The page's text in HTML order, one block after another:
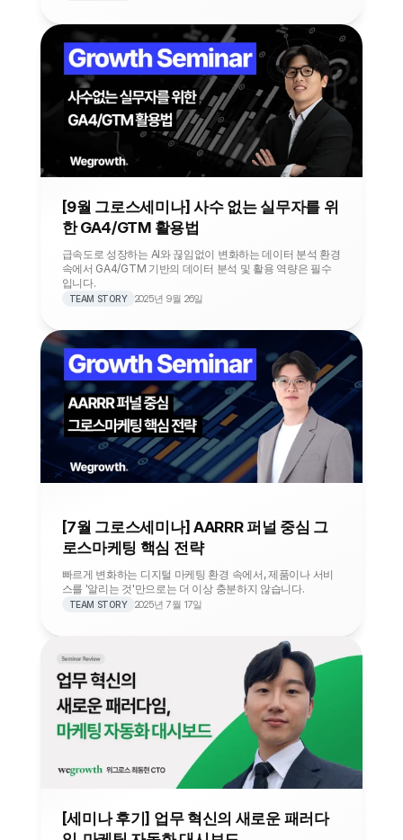
[9월 그로스세미나] 사수 없는 실무자를 위
한 GA4/GTM 활용법
급속도로 성장하는 AI와 끊임없이 변화하는 데이터 분석 환경
속에서 GA4/GTM 기반의 데이터 분석 및 활용 역량은 필수
입니다.
TEAM STORY 2025년 9월 26일
[7월 그로스세미나] AARRR 퍼널 중심 그
로스마케팅 핵심 전략
빠르게 변화하는 디지털 마케팅 환경 속에서, 제품이나 서비
스를 '알리는 것'만으로는 더 이상 충분하지 않습니다.
TEAM STORY 2025년 7월 17일
[세미나 후기] 업무 혁신의 새로운 패러다